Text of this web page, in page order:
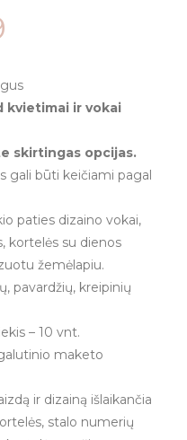
kvietimai ir vokai
skirtingas opcijas.
gali būti keičiami pagal
paties dizaino vokai,
kortelės su dienos
žemėlapiu.
pavardžių, kreipinių
– 10 vnt.
maketo
ir dizainą išlaikančia
stalo numerių